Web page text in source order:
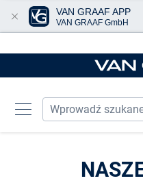
VAN GRAAF APP
VAN GRAAF GmbH